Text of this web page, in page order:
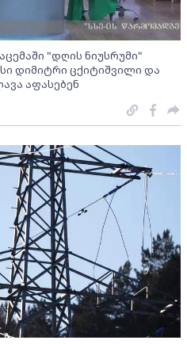
"დღის ნიუსრუმი"
დიმიტრი ცქიტიშვილი და
აფასებენ